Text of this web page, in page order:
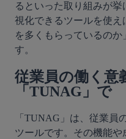
るといった取り組みが
視化できるツールを使
を多くもらっているの
す。
従業員の働く意
「TUNAG」で
「TUNAG」は、従業員
ツールです。その機能